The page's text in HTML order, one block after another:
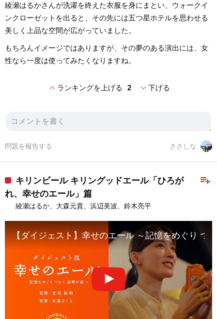
綾瀬はるかさんが洗濯を終えた衣服を身にまとい、ウォークイ
ンクローゼットを出ると、その先には五つ星ホテルを思わせる
美しく上品な空間が広がっていました。
もちろんイメージではありますが、その夢のある演出には、女
性なら一度は使ってみたくなりますね。
expand_lessランキングを上げる 2 expand_more下げる
ささしな
問題を報告する
playlist_add
キリンビール キリングッドエール「ひろが
れ、幸せのエール」篇
綾瀬はるか、大森元貴、浜辺美波、鈴木亮平
【ダイジェスト】幸せのエール ～記憶をめぐり つ